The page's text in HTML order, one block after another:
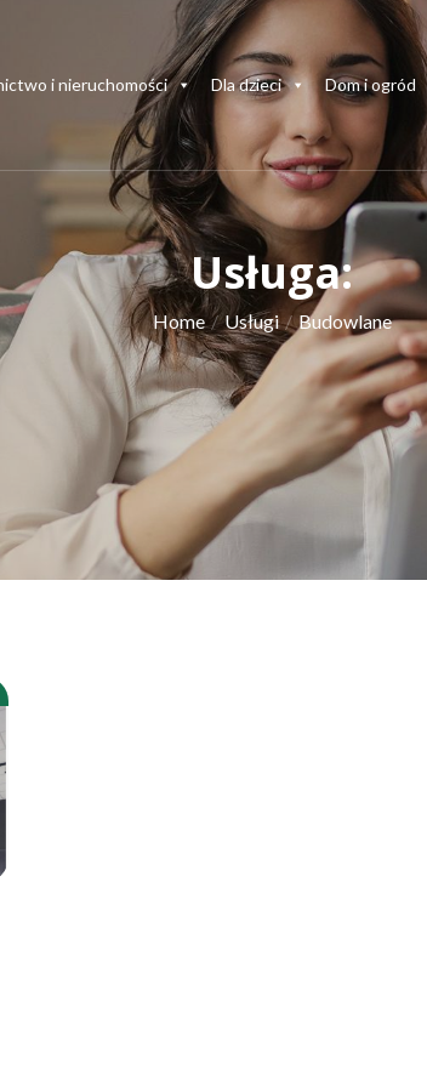
i nieruchomości Dla dzieci Dom i ogród
Usługa:
Home Usługi Budowlane